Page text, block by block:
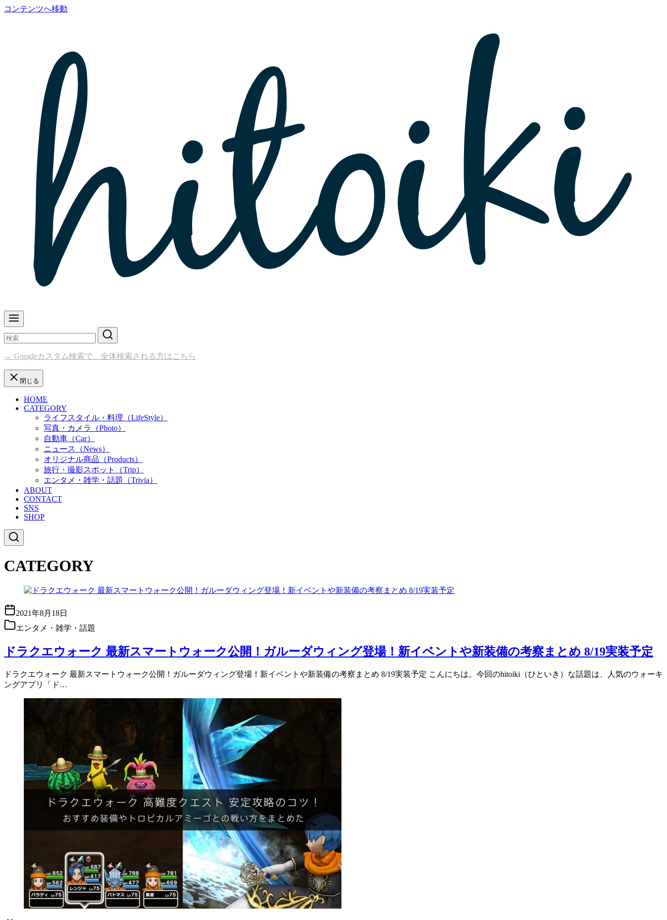
コンテンツへ移動
→ Googleカスタム検索で、全体検索される方はこちら
閉じる
HOME
CATEGORY
ライフスタイル・料理（LifeStyle）
写真・カメラ（Photo）
自動車（Car）
ニュース（News）
オリジナル商品（Products）
旅行・撮影スポット（Trip）
エンタメ・雑学・話題（Trivia）
ABOUT
CONTACT
SNS
SHOP
CATEGORY
2021年8月18日
エンタメ・雑学・話題
ドラクエウォーク 最新スマートウォーク公開！ガルーダウィング登場！新イベントや新装備の考察まとめ 8/19実装予定
ドラクエウォーク 最新スマートウォーク公開！ガルーダウィング登場！新イベントや新装備の考察まとめ 8/19実装予定 こんにちは。今回のhitoiki（ひといき）な話題は、人気のウォーキ
ングアプリ「ド…